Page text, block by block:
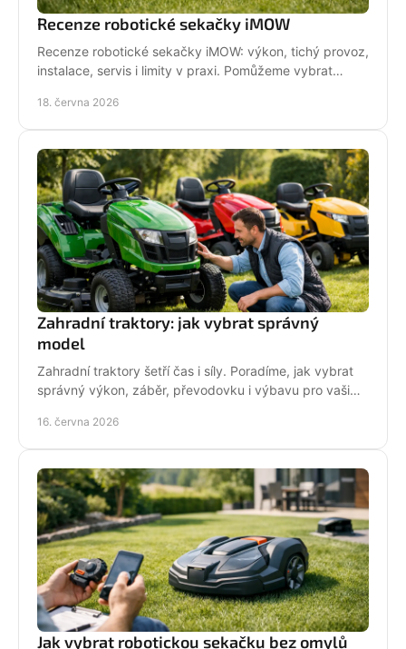
Recenze robotické sekačky iMOW
Recenze robotické sekačky iMOW: výkon, tichý provoz,
instalace, servis i limity v praxi. Pomůžeme vybrat
18. června 2026
Zahradní traktory: jak vybrat správný
model
Zahradní traktory šetří čas i síly. Poradíme, jak vybrat
správný výkon, záběr, převodovku i výbavu pro vaši
16. června 2026
Jak vybrat robotickou sekačku bez omylů